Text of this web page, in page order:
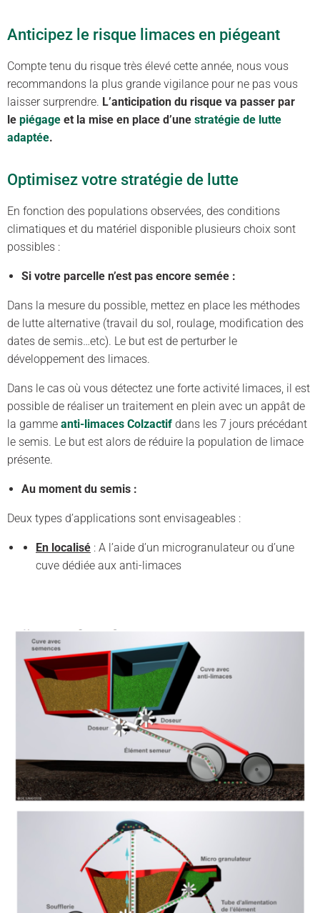
Anticipez le risque limaces en piégeant
Compte tenu du risque très élevé cette année, nous vous
recommandons la plus grande vigilance pour ne pas vous
laisser surprendre. L’anticipation du risque va passer par
le piégage et la mise en place d’une stratégie de lutte
adaptée.
Optimisez votre stratégie de lutte
En fonction des populations observées, des conditions
climatiques et du matériel disponible plusieurs choix sont
possibles :
Si votre parcelle n’est pas encore semée :
Dans la mesure du possible, mettez en place les méthodes
de lutte alternative (travail du sol, roulage, modification des
dates de semis…etc). Le but est de perturber le
développement des limaces.
Dans le cas où vous détectez une forte activité limaces, il est
possible de réaliser un traitement en plein avec un appât de
la gamme anti-limaces Colzactif dans les 7 jours précédant
le semis. Le but est alors de réduire la population de limace
présente.
Au moment du semis :
Deux types d’applications sont envisageables :
En localisé : A l’aide d’un microgranulateur ou d’une
cuve dédiée aux anti-limaces